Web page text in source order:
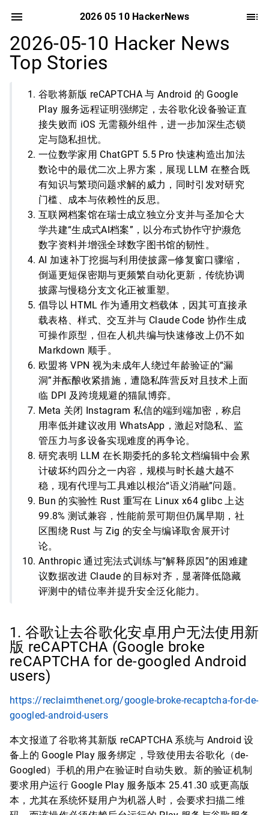
2026 05 10 HackerNews
2026-05-10 Hacker News
Top Stories
谷歌将新版 reCAPTCHA 与 Android 的 Google
Play 服务远程证明强绑定，去谷歌化设备验证直
接失败而 iOS 无需额外组件，进一步加深生态锁
定与隐私担忧。
一位数学家用 ChatGPT 5.5 Pro 快速构造出加法
数论中的最优二次上界方案，展现 LLM 在整合既
有知识与繁琐问题求解的威力，同时引发对研究
门槛、成本与依赖性的反思。
互联网档案馆在瑞士成立独立分支并与圣加仑大
学共建“生成式AI档案”，以分布式协作守护濒危
数字资料并增强全球数字图书馆的韧性。
AI 加速补丁挖掘与利用使披露—修复窗口骤缩，
倒逼更短保密期与更频繁自动化更新，传统协调
披露与慢稳分支文化正被重塑。
倡导以 HTML 作为通用文档载体，因其可直接承
载表格、样式、交互并与 Claude Code 协作生成
可操作原型，但在人机共编与快速修改上仍不如
Markdown 顺手。
欧盟将 VPN 视为未成年人绕过年龄验证的“漏
洞”并酝酿收紧措施，遭隐私阵营反对且技术上面
临 DPI 及跨境规避的猫鼠博弈。
Meta 关闭 Instagram 私信的端到端加密，称启
用率低并建议改用 WhatsApp，激起对隐私、监
管压力与多设备实现难度的再争论。
研究表明 LLM 在长期委托的多轮文档编辑中会累
计破坏约四分之一内容，规模与时长越大越不
稳，现有代理与工具难以根治“语义消融”问题。
Bun 的实验性 Rust 重写在 Linux x64 glibc 上达
99.8% 测试兼容，性能前景可期但仍属早期，社
区围绕 Rust 与 Zig 的安全与编译取舍展开讨
论。
Anthropic 通过宪法式训练与“解释原因”的困难建
议数据改进 Claude 的目标对齐，显著降低隐藏
评测中的错位率并提升安全泛化能力。
1. 谷歌让去谷歌化安卓用户无法使用新
版 reCAPTCHA (Google broke
reCAPTCHA for de-googled Android
users)
https://reclaimthenet.org/google-broke-recaptcha-for-de-
googled-android-users
本文报道了谷歌将其新版 reCAPTCHA 系统与 Android 设
备上的 Google Play 服务绑定，导致使用去谷歌化（de-
Googled）手机的用户在验证时自动失败。新的验证机制
要求用户运行 Google Play 服务版本 25.41.30 或更高版
本，尤其在系统怀疑用户为机器人时，会要求扫描二维